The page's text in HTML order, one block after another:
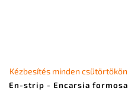
En-strip - Encarsia formosa
Kézbesítés minden csütörtökön